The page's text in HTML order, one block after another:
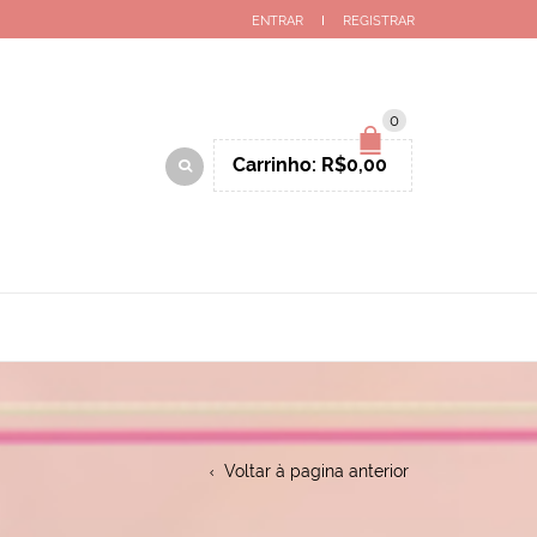
ENTRAR REGISTRAR
0
Carrinho: R$0,00
Voltar à pagina anterior